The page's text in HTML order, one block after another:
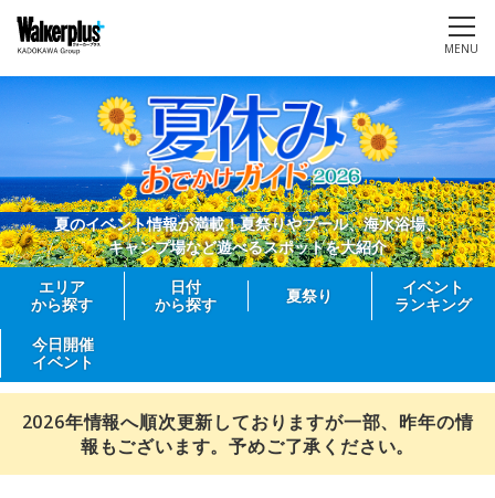
MENU
夏のイベント情報が満載！夏祭りやプール、海水浴場、
キャンプ場など遊べるスポットを大紹介
エリア
から探す
日付
から探す
夏祭り
イベント
ランキング
今日開催
イベント
2026年情報へ順次更新しておりますが一部、昨年の情
報もございます。予めご了承ください。